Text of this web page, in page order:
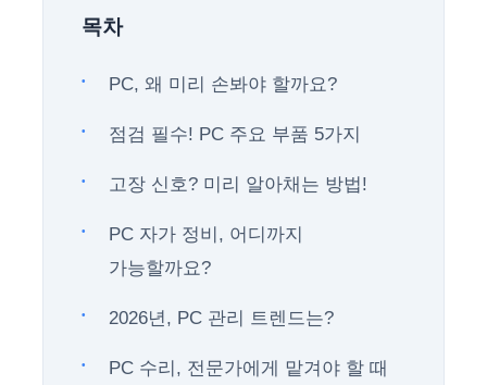
목차
PC, 왜 미리 손봐야 할까요?
점검 필수! PC 주요 부품 5가지
고장 신호? 미리 알아채는 방법!
PC 자가 정비, 어디까지
가능할까요?
2026년, PC 관리 트렌드는?
PC 수리, 전문가에게 맡겨야 할 때